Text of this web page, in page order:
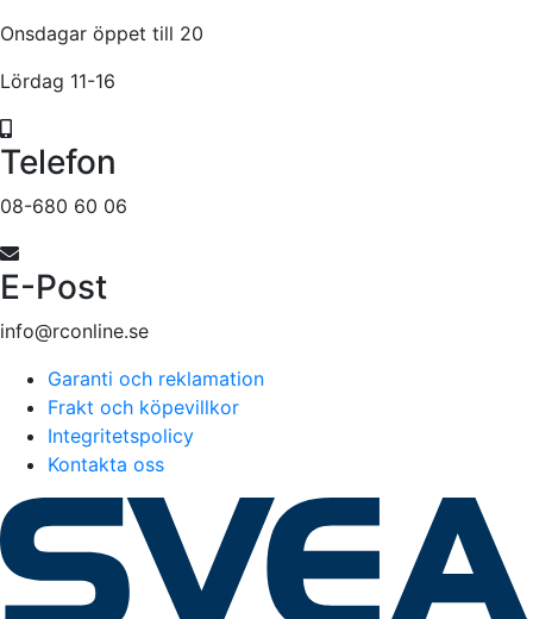
Onsdagar öppet till 20
Lördag 11-16
Telefon
08-680 60 06
E-Post
info@rconline.se
Garanti och reklamation
Frakt och köpevillkor
Integritetspolicy
Kontakta oss